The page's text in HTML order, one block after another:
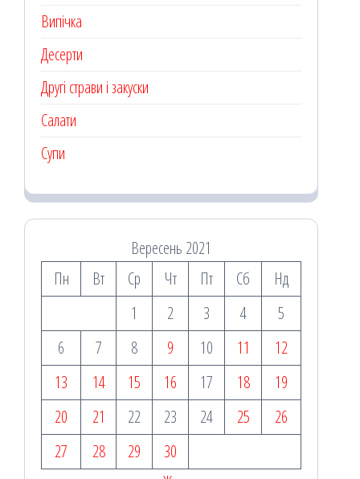
Випічка
Десерти
Другі страви і закуски
Салати
Супи
Вересень 2021
Пн
Вт Ср Чт Пт Сб
Нд
1
2 3 4
5
6
7 8 9 10 11
12
13
14 15 16 17 18
19
20
21 22 23 24 25
26
27
28 29
30